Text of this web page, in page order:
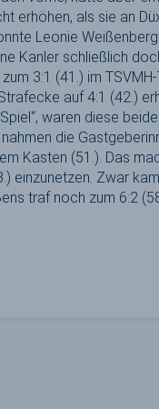
erhöhen, als sie an
Leonie
Kanler schließlich
3:1 (41.) im
auf 4:1 (42.)
waren diese
die
Kasten (51.). Das
einzunetzen. Zwar
traf noch zum 6:2